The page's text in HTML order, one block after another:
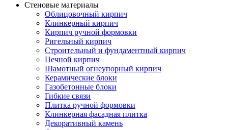
Стеновые материалы
Облицовочный кирпич
Клинкерный кирпич
Кирпич ручной формовки
Ригельный кирпич
Строительный и фундаментный кирпич
Печной кирпич
Шамотный огнеупорный кирпич
Керамические блоки
Газобетонные блоки
Гибкие связи
Плитка ручной формовки
Клинкерная фасадная плитка
Декоративный камень